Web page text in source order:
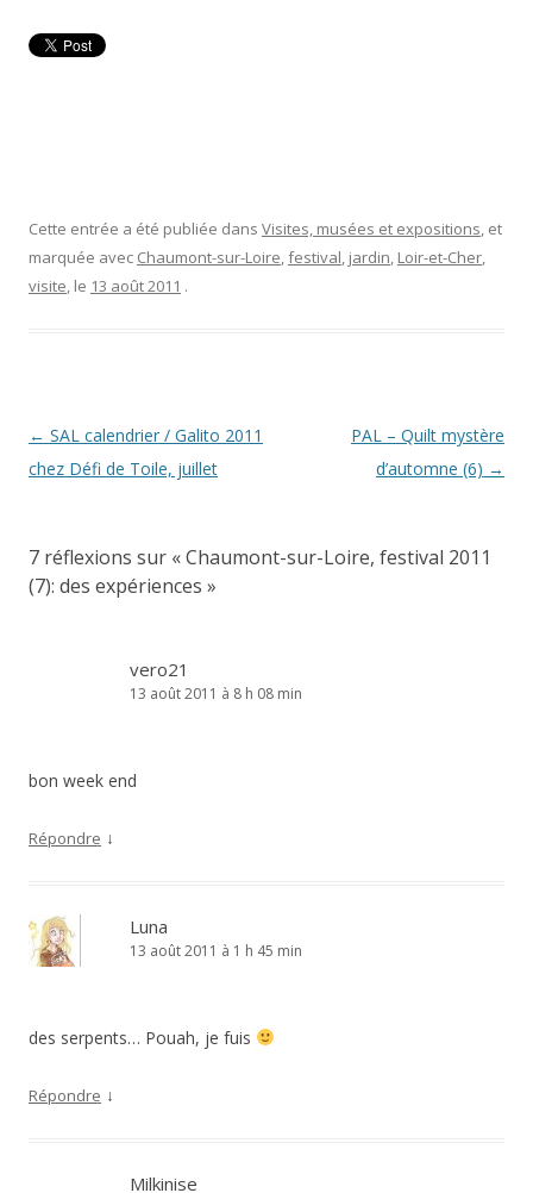
Cette entrée a été publiée dans Visites, musées et expositions, et
marquée avec Chaumont-sur-Loire,festival, jardin, Loir-et-Cher,
visite, le 13 août 2011 .
Navigation
des
← SAL calendrier / Galito 2011
chez Défi de Toile, juillet
PAL – Quilt mystère
d’automne (6) →
7 réflexions sur «Chaumont-sur-Loire, festival 2011
(7): des expériences »
vero21
13 août 2011 à 8 h 08 min
bon week end
Répondre ↓
Luna
13 août 2011 à 1 h 45 min
des serpents… Pouah, je fuis
Répondre ↓
Milkinise